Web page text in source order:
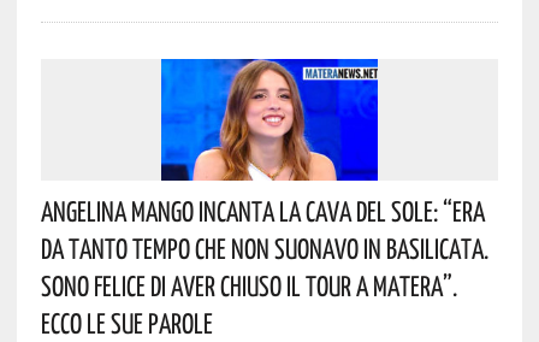
Angelina Mango Incanta La Cava Del Sole: “era
Da Tanto Tempo Che Non Suonavo In Basilicata.
Sono Felice Di Aver Chiuso Il Tour A Matera”.
Ecco Le Sue Parole